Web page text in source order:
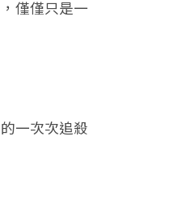
僅僅只是一
一次次追殺